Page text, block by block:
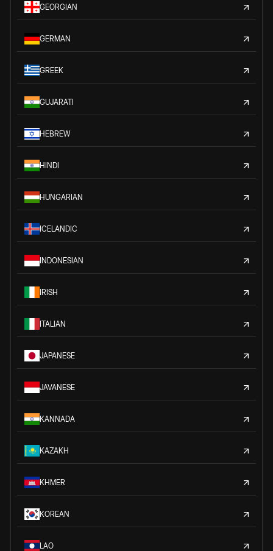
GEORGIAN
GERMAN
GREEK
GUJARATI
HEBREW
HINDI
HUNGARIAN
ICELANDIC
INDONESIAN
IRISH
ITALIAN
JAPANESE
JAVANESE
KANNADA
KAZAKH
KHMER
KOREAN
LAO